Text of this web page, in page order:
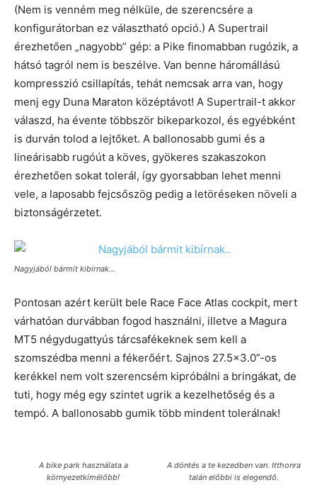
(Nem is venném meg nélküle, de szerencsére a
konfigurátorban ez választható opció.) A Supertrail
érezhetően „nagyobb” gép: a Pike finomabban rugózik, a
hátsó tagról nem is beszélve. Van benne háromállású
kompresszió csillapítás, tehát nemcsak arra van, hogy
menj egy Duna Maraton középtávot! A Supertrail-t akkor
válaszd, ha évente többször bikeparkozol, és egyébként
is durván tolod a lejtőket. A ballonosabb gumi és a
lineárisabb rugóút a köves, gyökeres szakaszokon
érezhetően sokat tolerál, így gyorsabban lehet menni
vele, a laposabb fejcsőszög pedig a letöréseken növeli a
biztonságérzetet.
Nagyjából bármit kibírnak…
Pontosan azért került bele Race Face Atlas cockpit, mert
várhatóan durvábban fogod használni, illetve a Magura
MT5 négydugattyús tárcsafékeknek sem kell a
szomszédba menni a fékerőért. Sajnos 27.5×3.0”-os
kerékkel nem volt szerencsém kipróbálni a bringákat, de
tuti, hogy még egy szintet ugrik a kezelhetőség és a
tempó. A ballonosabb gumik több mindent tolerálnak!
A bike park használata a
környezetkímélőbb!
A döntés a te kezedben van. Itthonra
talán előbbi is elegendő.